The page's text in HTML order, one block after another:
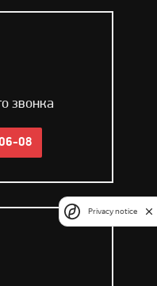
звонка
08
Privacy notice